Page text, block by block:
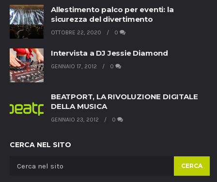
Allestimento palco per eventi: la
sicurezza del divertimento
OTTOBRE 22, 2020 0
Intervista a DJ Jessie Diamond
GENNAIO 17, 2012 0
BEATPORT, LA RIVOLUZIONE DIGITALE
DELLA MUSICA
GENNAIO 23, 2012 0
CERCA NEL SITO
CERCA